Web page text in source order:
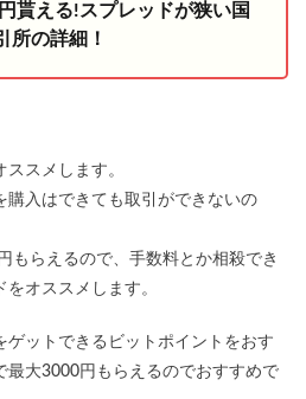
貰える!スプレッドが狭い国
所の詳細！
スメします。
購入はできても取引ができないの
もらえるので、手数料とか相殺でき
オススメします。
ゲットできるビットポイントをおす
最大3000円もらえるのでおすすめで